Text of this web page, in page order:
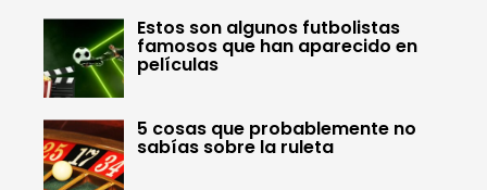
Estos son algunos futbolistas
famosos que han aparecido en
películas
5 cosas que probablemente no
sabías sobre la ruleta